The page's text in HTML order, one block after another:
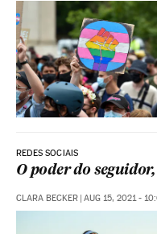
REDES SOCIAIS
O poder do
CLARA BECKER AUG 15, 2021 -